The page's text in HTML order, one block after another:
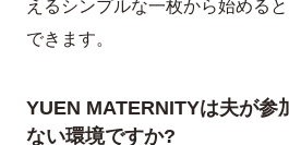
えるシンプルな一枚から始める
できます。
YUEN MATERNITYは夫が参
ない環境ですか?